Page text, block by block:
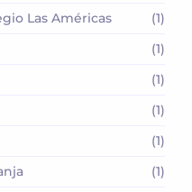
Las Américas
(1)
(1)
(1)
(1)
(1)
(1)